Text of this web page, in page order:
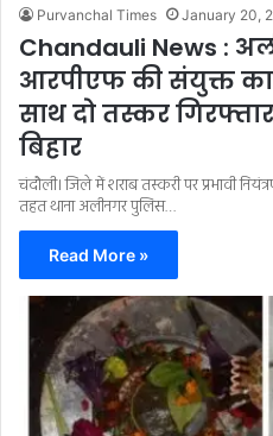
Purvanchal Times January 20,
Chandauli News :
आरपीएफ की संयुक्त
साथ दो तस्कर
बिहार
चंदौली। जिले में शराब तस्करी पर प्रभावी
तहत थाना अलीनगर पुलिस…
Read More »